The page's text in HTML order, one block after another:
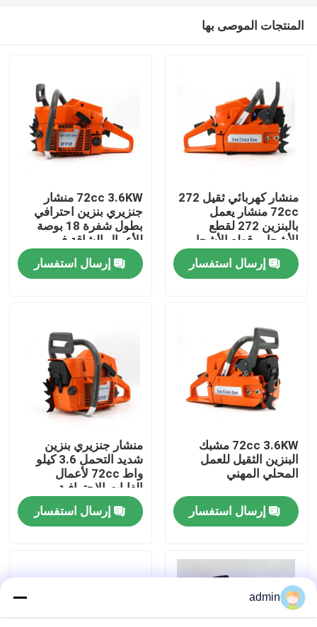
المنزل
المنتجات
حولنا
عرض المصنع
اتصل بنا
اطلب اقتباس
بالمنشار البنزين
منشار صغير محمول باليد
منشار كهربائي
المنتجات الموصى بها
منشار كهربائي ثقيل 272
72cc منشار يعمل
بالبنزين 272 لقطع
الأشجار وقطع الأشجار
الكبيرة
إرسال استفسار
72cc 3.6KW منشار
جنزيري بنزين احترافي
بطول شفرة 18 بوصة
للأعمال الشاقة في
الغابات والمزارع
إرسال استفسار
72cc 3.6KW مشبك
البنزين الثقيل للعمل
المحلي المهني
إرسال استفسار
منشار جنزيري بنزين
شديد التحمل 3.6 كيلو
واط 72cc لأعمال
الغابات الاحترافية
إرسال استفسار
admin